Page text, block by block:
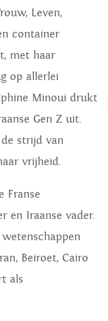
Leven,
container
met haar
op allerlei
Minoui drukt
Gen Z uit.
strijd van
vrijheid.
Franse
en Iraanse vader.
Beiroet, Cairo
als